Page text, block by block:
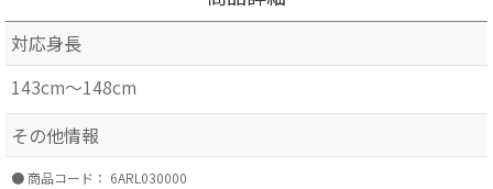
対応身長
143cm～148cm
その他情報
商品コード： 6ARL030000